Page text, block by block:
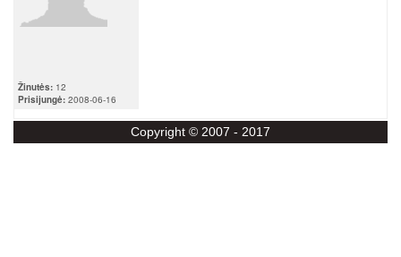
Žinutės: 12
Prisijungė: 2008-06-16
Copyright © 2007 - 2017